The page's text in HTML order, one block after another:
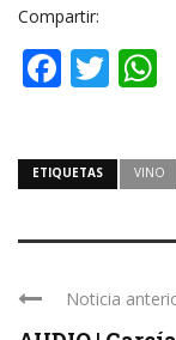
Compartir:
ETIQUETAS VINO
Noticia